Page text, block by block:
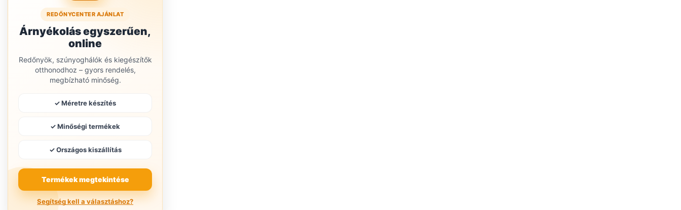
REDŐNYCENTER AJÁNLAT
Árnyékolás egyszerűen,
online
Redőnyök, szúnyoghálók és kiegészítők
otthonodhoz – gyors rendelés,
megbízható minőség.
✓ Méretre készítés
✓ Minőségi termékek
✓ Országos kiszállítás
Termékek megtekintése
Segítség kell a választáshoz?